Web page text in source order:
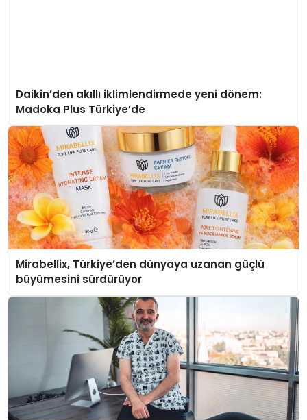
Daikin’den akıllı iklimlendirmede yeni dönem:
Madoka Plus Türkiye’de
Mirabellix, Türkiye’den dünyaya uzanan güçlü
büyümesini sürdürüyor